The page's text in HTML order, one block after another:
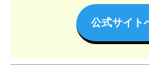
公式サイト